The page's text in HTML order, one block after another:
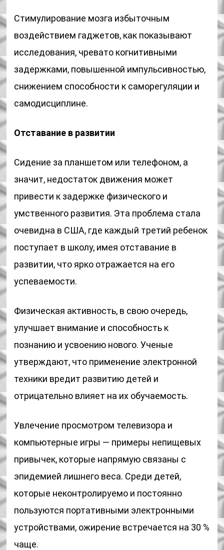
Стимулирование мозга избыточным
воздействием гаджетов, как показывают
исследования, чревато когнитивными
задержками, повышенной импульсивностью,
снижением способности к саморегуляции и
самодисциплине.
Отставание в развитии
Сидение за планшетом или телефоном, а
значит, недостаток движения может
привести к задержке физического и
умственного развития. Эта проблема стала
очевидна в США, где каждый третий ребенок
поступает в школу, имея отставание в
развитии, что ярко отражается на его
успеваемости.
Физическая активность, в свою очередь,
улучшает внимание и способность к
познанию и усвоению нового. Ученые
утверждают, что применение электронной
техники вредит развитию детей и
отрицательно влияет на их обучаемость.
Увлечение просмотром телевизора и
компьютерные игры — примеры непищевых
привычек, которые напрямую связаны с
эпидемией лишнего веса. Среди детей,
которые неконтролируемо и постоянно
пользуются портативными электронными
устройствами, ожирение встречается на 30 %
чаще.